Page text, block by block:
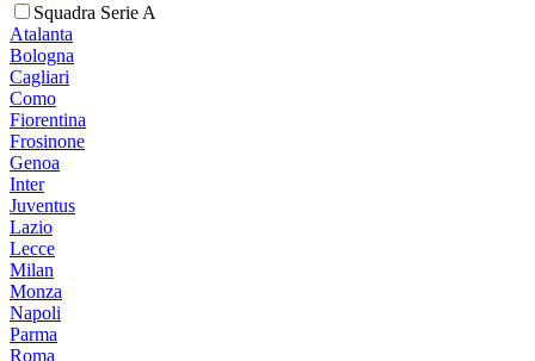
Squadra Serie A
Atalanta
Bologna
Cagliari
Como
Fiorentina
Frosinone
Genoa
Inter
Juventus
Lazio
Lecce
Milan
Monza
Napoli
Parma
Roma